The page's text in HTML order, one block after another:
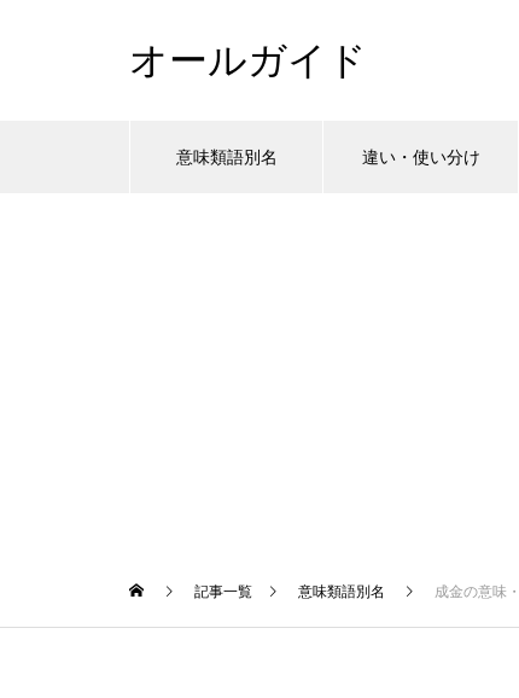
オールガイド
意味類語別名 違い・使い分け
記事一覧 意味類語別名 成金の意味